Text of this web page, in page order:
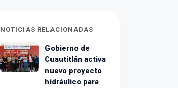
NOTICIAS RELACIONADAS
Gobierno de
Cuautitlán activa
nuevo proyecto
hidráulico para